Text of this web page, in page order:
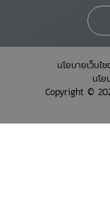
นโยบายเว็บไ
นโ
Copyright ©